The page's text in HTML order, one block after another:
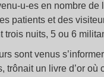
u-es en nombre
patients et des
nuits, 5 ou 6
sont venus
trônait un livre d’or